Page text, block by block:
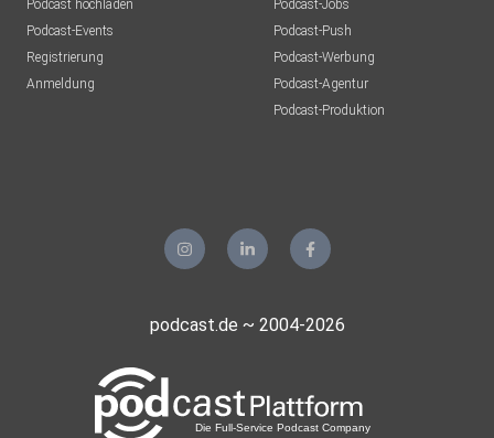
Podcast hochladen
Podcast-Events
Registrierung
Anmeldung
Podcast-Jobs
Podcast-Push
Podcast-Werbung
Podcast-Agentur
Podcast-Produktion
podcast.de ~ 2004-2026